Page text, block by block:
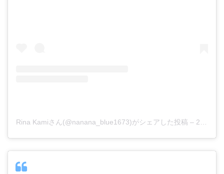
Rina Kamiさん(@nanana_blue1673)がシェアした投稿 – 2018年 5月月20日午前8時06分PDT